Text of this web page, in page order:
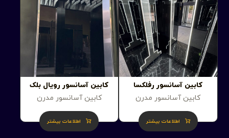
کابین آسانسور رفلکسا
کابین آسانسور مدرن
اطلاعات بیشتر
کابین آسانسور رویال بلک
کابین آسانسور مدرن
اطلاعات بیشتر